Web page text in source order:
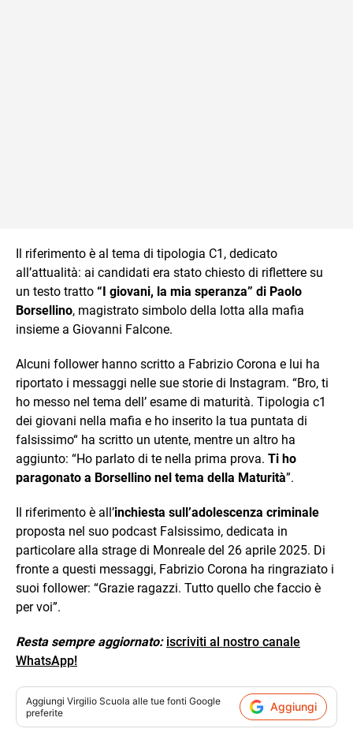
Il riferimento è al tema di tipologia C1, dedicato
all’attualità: ai candidati era stato chiesto di riflettere su
un testo tratto “I giovani, la mia speranza” di Paolo
Borsellino, magistrato simbolo della lotta alla mafia
insieme a Giovanni Falcone.
Alcuni follower hanno scritto a Fabrizio Corona e lui ha
riportato i messaggi nelle sue storie di Instagram. “Bro, ti
ho messo nel tema dell’ esame di maturità. Tipologia c1
dei giovani nella mafia e ho inserito la tua puntata di
falsissimo“ ha scritto un utente, mentre un altro ha
aggiunto: “Ho parlato di te nella prima prova. Ti ho
paragonato a Borsellino nel tema della Maturità”.
Il riferimento è all’inchiesta sull’adolescenza criminale
proposta nel suo podcast Falsissimo, dedicata in
particolare alla strage di Monreale del 26 aprile 2025. Di
fronte a questi messaggi, Fabrizio Corona ha ringraziato i
suoi follower: “Grazie ragazzi. Tutto quello che faccio è
per voi”.
Resta sempre aggiornato: iscriviti al nostro canale
WhatsApp!
Aggiungi Virgilio Scuola alle tue fonti Google
preferite
Aggiungi